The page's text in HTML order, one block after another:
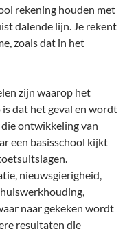
rekening houden met
dalende lijn. Je rekent
zoals dat in het
zijn waarop het
dat het geval en wordt
ontwikkeling van
een basisschool kijkt
nieuwsgierigheid,
naar gekeken wordt
resultaten die